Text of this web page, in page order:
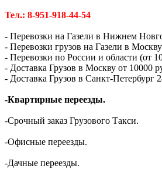
Тел.: 8-951-918-44-54
- Перевозки на Газели в Нижнем
- Перевозки грузов на Газели в
- Перевозки по России и области (от
- Доставка Грузов в Москву от 10000
- Доставка Грузов в Санкт-Петербург
-Квартирные переезды.
-Срочный заказ Грузового Такси.
-Офисные переезды.
-Дачные переезды.